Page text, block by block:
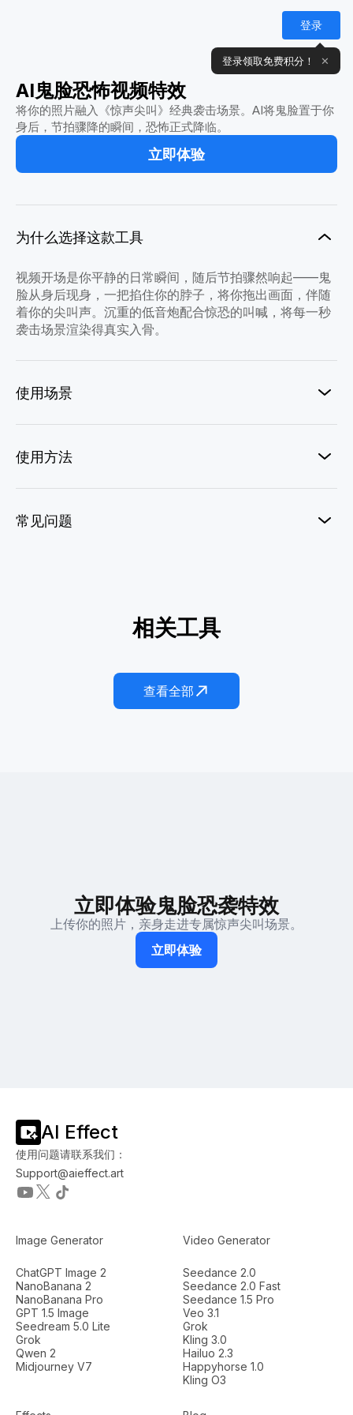
登录
登录领取免费积分！ ✕
AI鬼脸恐怖视频特效
将你的照片融入《惊声尖叫》经典袭击场景。AI将鬼脸置于你
身后，节拍骤降的瞬间，恐怖正式降临。
立即体验
为什么选择这款工具
视频开场是你平静的日常瞬间，随后节拍骤然响起——鬼
脸从身后现身，一把掐住你的脖子，将你拖出画面，伴随
着你的尖叫声。沉重的低音炮配合惊恐的叫喊，将每一秒
袭击场景渲染得真实入骨。
使用场景
使用方法
常见问题
相关工具幽灵玩偶
僵尸手
查看全部
立即体验鬼脸恐袭特效
上传你的照片，亲身走进专属惊声尖叫场景。
立即体验
AI Effect
使用问题请联系我们：
Support@aieffect.art
Image Generator
ChatGPT Image 2
NanoBanana 2
NanoBanana Pro
GPT 1.5 Image
Seedream 5.0 Lite
Grok
Qwen 2
Midjourney V7
Video Generator
Seedance 2.0
Seedance 2.0 Fast
Seedance 1.5 Pro
Veo 3.1
Grok
Kling 3.0
Hailuo 2.3
Happyhorse 1.0
Kling O3